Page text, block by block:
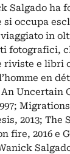
Salgado ha
si occupa
in
fotografici,
e libri
en
Uncertain
2013; The
fire, 2016 e